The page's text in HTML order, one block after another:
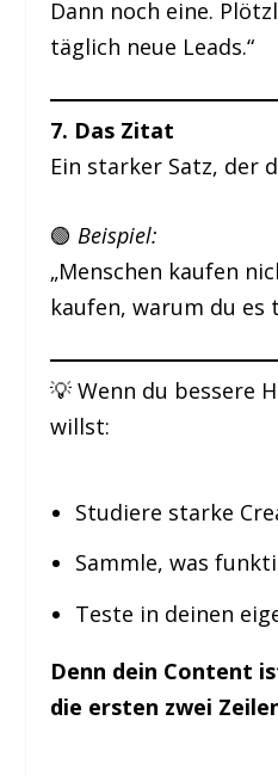
Dann noch eine.
täglich neue Leads.“
7. Das Zitat
Ein starker Satz, der
🟢Beispiel:
„Menschen kaufen
kaufen, warum du es
💡 Wenn du bessere
willst:
Studiere starke
Sammle, was
Teste in deinen
Denn dein Content
die ersten zwei